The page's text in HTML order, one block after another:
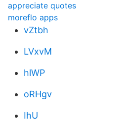
appreciate quotes
moreflo apps
vZtbh
LVxvM
hlWP
oRHgv
IhU